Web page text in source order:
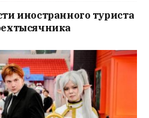
иностранного туриста